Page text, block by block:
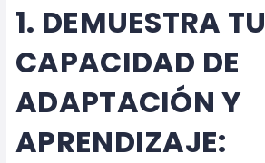
1. DEMUESTRA TU
CAPACIDAD DE
ADAPTACIÓN Y
APRENDIZAJE: